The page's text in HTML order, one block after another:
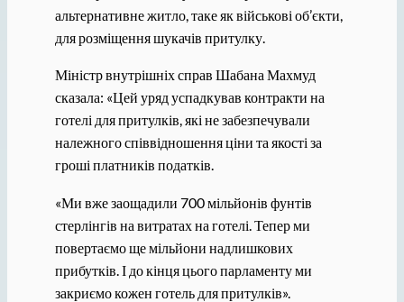
альтернативне житло, таке як військові об’єкти,
для розміщення шукачів притулку.
Міністр внутрішніх справ Шабана Махмуд
сказала: «Цей уряд успадкував контракти на
готелі для притулків, які не забезпечували
належного співвідношення ціни та якості за
гроші платників податків.
«Ми вже заощадили 700 мільйонів фунтів
стерлінгів на витратах на готелі. Тепер ми
повертаємо ще мільйони надлишкових
прибутків. І до кінця цього парламенту ми
закриємо кожен готель для притулків».